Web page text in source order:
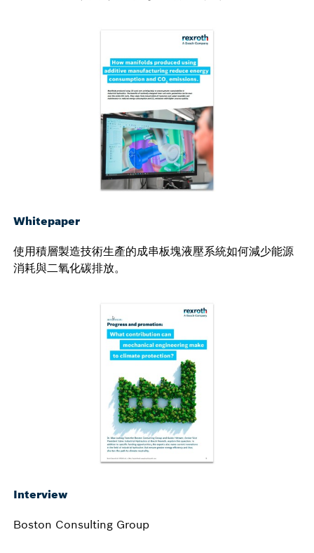
Whitepaper
使用積層製造技術生產的成串板塊液壓系統如何減少能源
消耗與二氧化碳排放。
Interview
Boston Consulting Group